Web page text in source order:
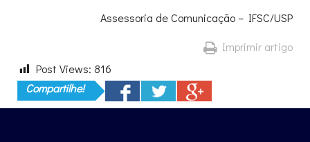
Assessoria de Comunicação – IFSC/USP
Imprimir artigo
Post Views: 816
Compartilhe!